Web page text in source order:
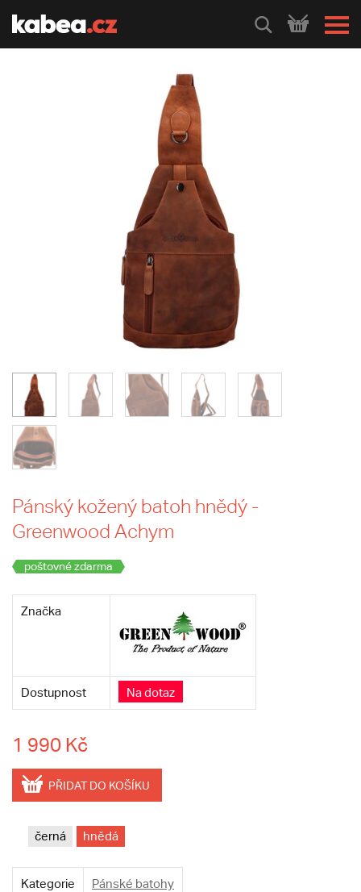
HLEDEJ
Pánský kožený batoh hnědý -
Greenwood Achym
poštovné zdarma
Značka
Dostupnost Na dotaz
1 990 Kč
PŘIDAT DO KOŠÍKU
černá hnědá
Kategorie Pánské batohy